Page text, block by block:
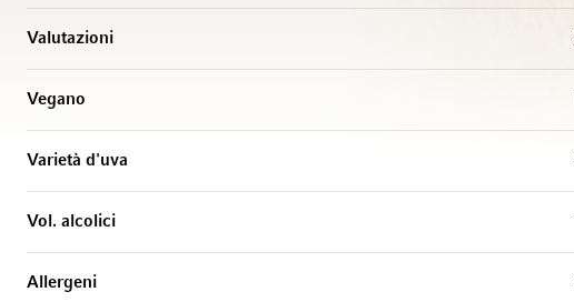
Valutazioni
Vegano
Varietà d'uva
Vol. alcolici
Allergeni